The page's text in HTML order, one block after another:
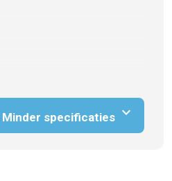
Minder specificaties expand_more